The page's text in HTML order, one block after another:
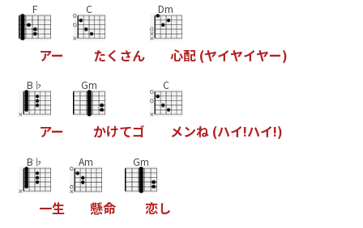
F
アー
C
たく さん
Dm
心配 (ヤイヤイヤー)
B♭
アー
Gm
かけてゴ
C
メンね (ハイ!ハイ!)
B♭
一生
Am
懸命
Gm
恋し